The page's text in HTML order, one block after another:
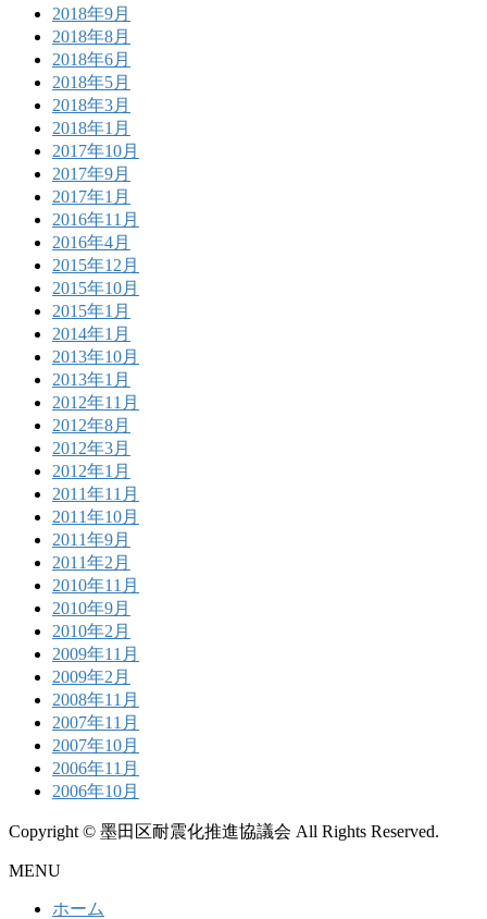
2018年9月
2018年8月
2018年6月
2018年5月
2018年3月
2018年1月
2017年10月
2017年9月
2017年1月
2016年11月
2016年4月
2015年12月
2015年10月
2015年1月
2014年1月
2013年10月
2013年1月
2012年11月
2012年8月
2012年3月
2012年1月
2011年11月
2011年10月
2011年9月
2011年2月
2010年11月
2010年9月
2010年2月
2009年11月
2009年2月
2008年11月
2007年11月
2007年10月
2006年11月
2006年10月
Copyright © 墨田区耐震化推進協議会 All Rights Reserved.
MENU
ホーム